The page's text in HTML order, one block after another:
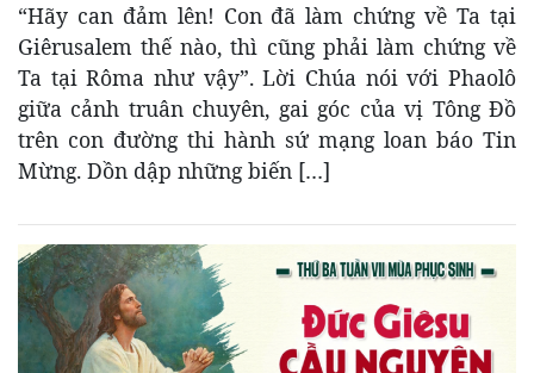
“Hãy can đảm lên! Con đã làm chứng về Ta tại
Giêrusalem thế nào, thì cũng phải làm chứng về
Ta tại Rôma như vậy”. Lời Chúa nói với Phaolô
giữa cảnh truân chuyên, gai góc của vị Tông Đồ
trên con đường thi hành sứ mạng loan báo Tin
Mừng. Dồn dập những biến […]